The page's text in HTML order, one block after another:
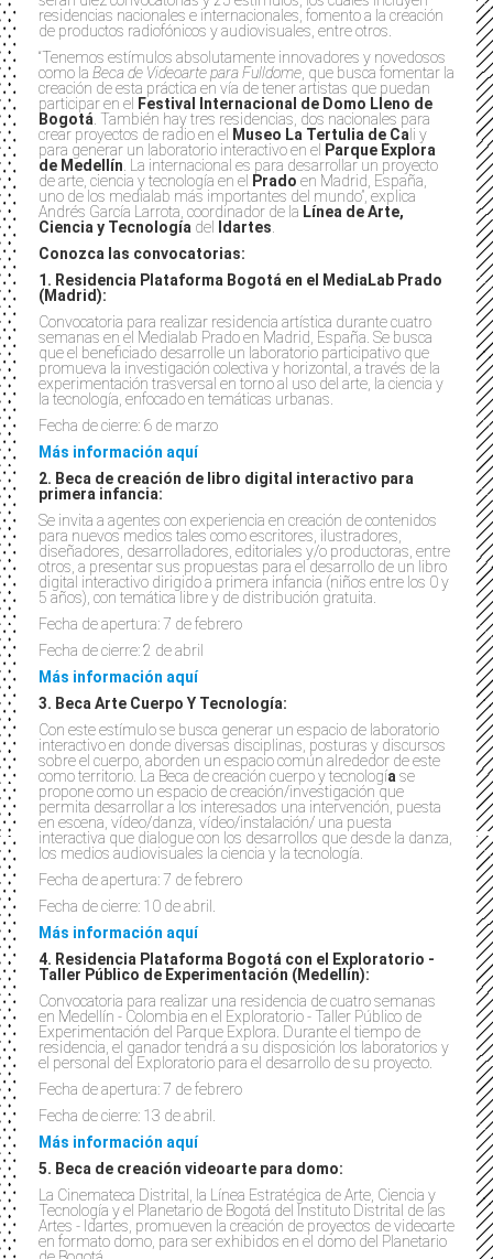
residencias nacionales e internacionales, fomento a la creación
de productos radiofónicos y audiovisuales, entre otros.
“Tenemos estímulos absolutamente innovadores y novedosos
como la Beca de Videoarte para Fulldome, que busca fomentar la
creación de esta práctica en vía de tener artistas que puedan
participar en el Festival Internacional de Domo Lleno de
Bogotá. También hay tres residencias, dos nacionales para
crear proyectos de radio en el Museo La Tertulia de Ca li y
para generar un laboratorio interactivo en el Parque Explora
de Medellín. La internacional es para desarrollar un proyecto
de arte, ciencia y tecnología en el Prado en Madrid, España,
uno de los medialab más importantes del mundo”, explica
Andrés García Larrota, coordinador de la Línea de Arte,
Ciencia y Tecnología del Idartes.
Conozca las convocatorias:
1. Residencia Plataforma Bogotá en el MediaLab Prado
(Madrid):
Convocatoria para realizar residencia artística durante cuatro
semanas en el Medialab Prado en Madrid, España. Se busca
que el beneficiado desarrolle un laboratorio participativo que
promueva la investigación colectiva y horizontal, a través de la
experimentación trasversal en torno al uso del arte, la ciencia y
la tecnología, enfocado en temáticas urbanas.
Fecha de cierre: 6 de marzo
Más información aquí
2. Beca de creación de libro digital interactivo para
primera infancia:
Se invita a agentes con experiencia en creación de contenidos
para nuevos medios tales como escritores, ilustradores,
diseñadores, desarrolladores, editoriales y/o productoras, entre
otros, a presentar sus propuestas para el desarrollo de un libro
digital interactivo dirigido a primera infancia (niños entre los 0 y
5 años), con temática libre y de distribución gratuita.
Fecha de apertura: 7 de febrero
Fecha de cierre: 2 de abril
Más información aquí
3. Beca Arte Cuerpo Y Tecnología:
Con este estímulo se busca generar un espacio de laboratorio
interactivo en donde diversas disciplinas, posturas y discursos
sobre el cuerpo, aborden un espacio común alrededor de este
como territorio. La Beca de creación cuerpo y tecnologíase
propone como un espacio de creación/investigación que
permita desarrollar a los interesados una intervención, puesta
en escena, vídeo/danza, vídeo/instalación/ una puesta
interactiva que dialogue con los desarrollos que desde la danza,
los medios audiovisuales la ciencia y la tecnología.
Fecha de apertura: 7 de febrero
Fecha de cierre: 10 de abril.
Más información aquí
4. Residencia Plataforma Bogotá con el Exploratorio -
Taller Público de Experimentación (Medellín):
Convocatoria para realizar una residencia de cuatro semanas
en Medellín - Colombia en el Exploratorio - Taller Público de
Experimentación del Parque Explora. Durante el tiempo de
residencia, el ganador tendrá a su disposición los laboratorios y
el personal del Exploratorio para el desarrollo de su proyecto.
Fecha de apertura: 7 de febrero
Fecha de cierre: 13 de abril.
Más información aquí
5. Beca de creación videoarte para domo:
La Cinemateca Distrital, la Línea Estratégica de Arte, Ciencia y
Tecnología y el Planetario de Bogotá del Instituto Distrital de las
Artes - Idartes, promueven la creación de proyectos de videoarte
en formato domo, para ser exhibidos en el domo del Planetario